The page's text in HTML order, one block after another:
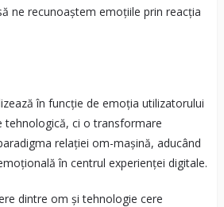
ne recunoaștem emoțiile prin reacția
în funcție de emoția utilizatorului
tehnologică, ci o transformare
relației om-mașină, aducând
în centrul experienței digitale.
dintre om și tehnologie cere